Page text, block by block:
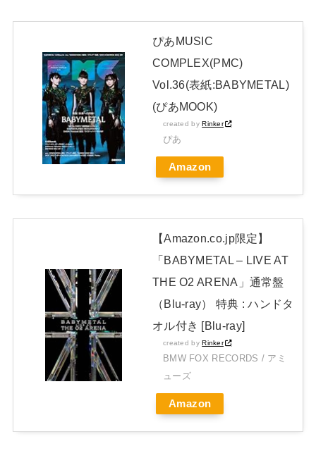
【画像】最新のライザ、まだイケるｗｗｗｗｗ NEW!
【悲報】アイドルが歌下手な理由 NEW!
日本独自企画・限定生産盤「METAL FORTH (DELUXE
JAPAN EDITION)」着弾
【BABYMETAL】METAL FORTH DELUXE JAPAN EDITION
開封レビュー!
ぴあMUSIC
COMPLEX(PMC)
Vol.36(表紙:BABYMETAL)
(ぴあMOOK)
created byRinker
ぴあ
Amazon
【Amazon.co.jp限定】
「BABYMETAL – LIVE AT
THE O2 ARENA」通常盤
（Blu-ray） 特典 : ハンドタ
オル付き [Blu-ray]
created byRinker
BMW FOX RECORDS / アミ
ューズ
Amazon